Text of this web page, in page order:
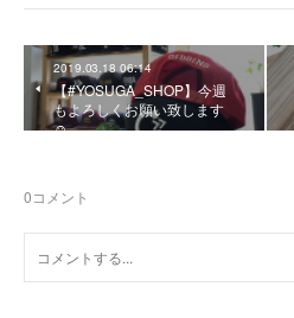
2019.03.18 06:14
【#YOSUGA_SHOP】今週
もよろしくお願い致します
☺︎
0コメント